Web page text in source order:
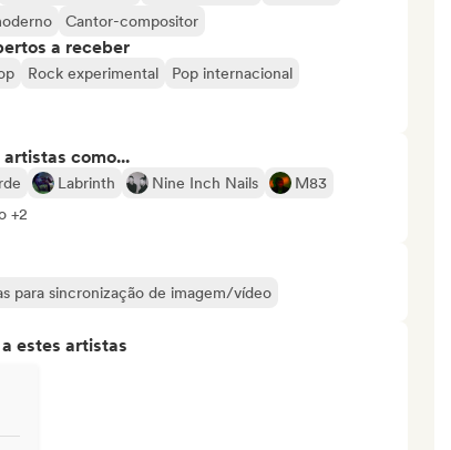
Cantor-compositor
a receber
Rock experimental
Pop internacional
como...
Labrinth Nine Inch Nails
M83
+2
para sincronização de imagem/vídeo
estes artistas